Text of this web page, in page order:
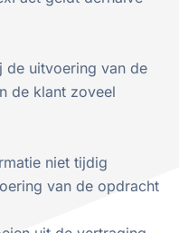
de uitvoering van de
de klant zoveel
niet tijdig
van de opdracht